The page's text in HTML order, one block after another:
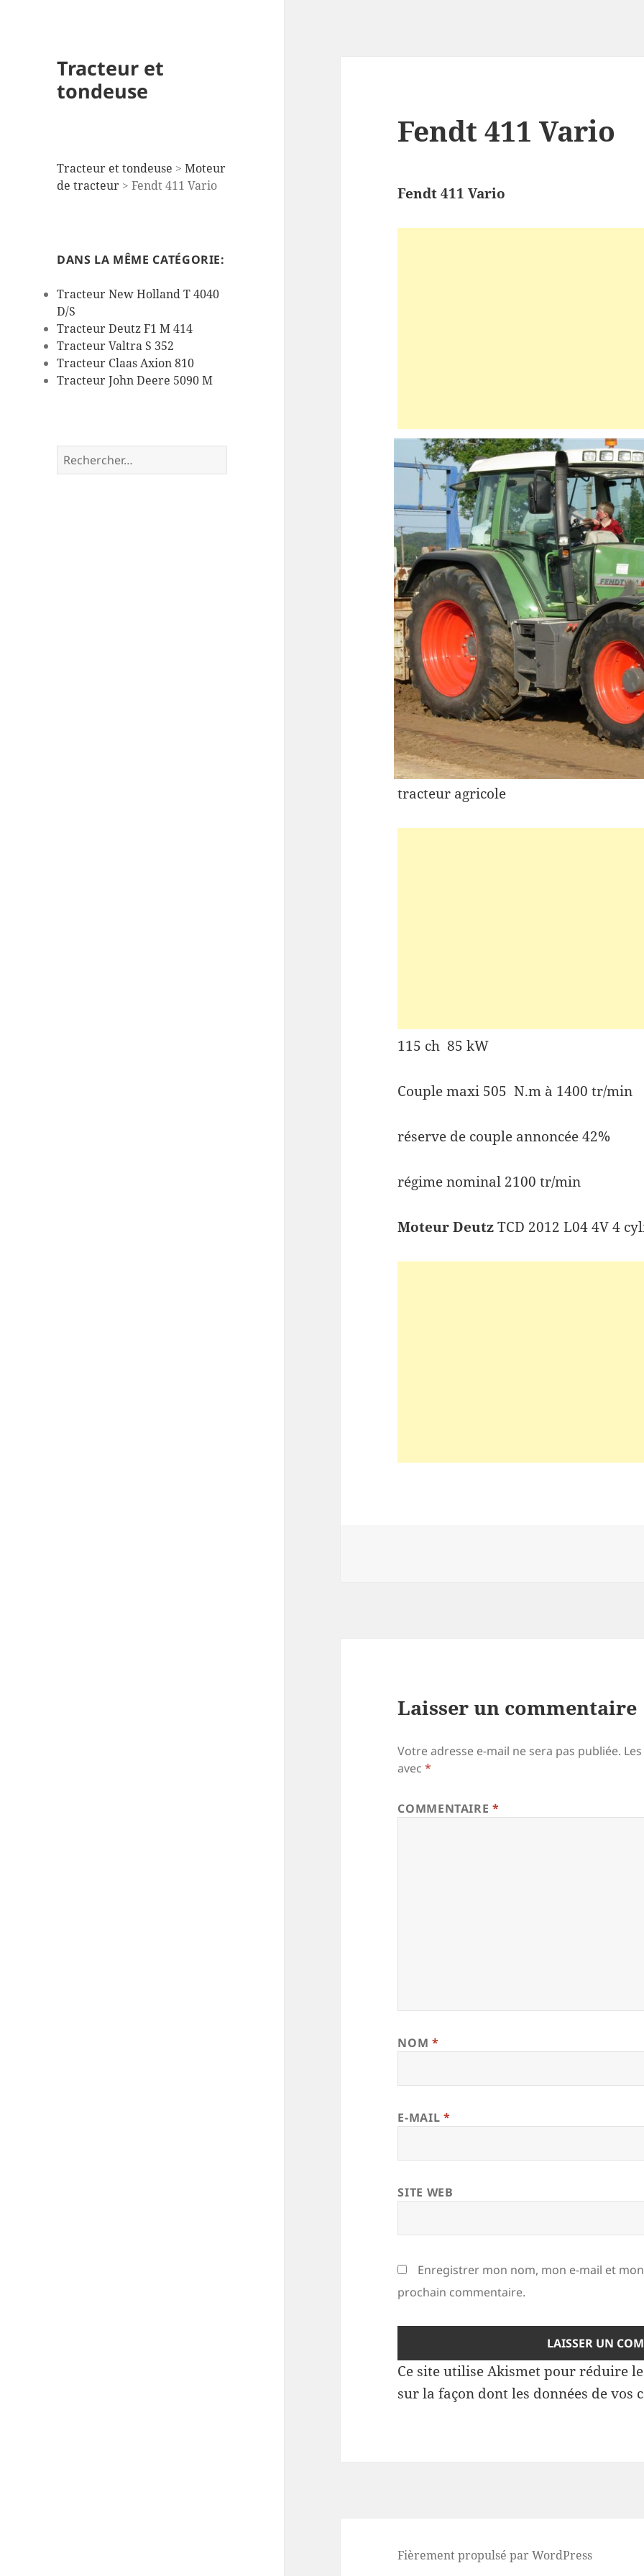
Tracteur et
tondeuse
Tracteur et tondeuse >Moteur
de tracteur >Fendt 411 Vario
DANS LA MÊME CATÉGORIE:
Tracteur New Holland T 4040
D/S
Tracteur Deutz F1 M 414
Tracteur Valtra S 352
Tracteur Claas Axion 810
Tracteur John Deere 5090 M
Rechercher :
Fendt 411 Vario
Fendt 411 Vario
tracteur agricole
115 ch 85 kW
Couple maxi 505 N.m à 1400 tr/min
réserve de couple annoncée 42%
régime nominal 2100 tr/min
Moteur DeutzTCD 2012 L04 4V 4
Laisser un commentaire
Votre adresse e-mail ne sera pas publiée.
avec*
COMMENTAIRE*
NOM *
E-MAIL *
SITE WEB
Enregistrer mon nom, mon e-mail et
prochain commentaire.
Ce site utilise Akismet pour réduire
sur la façon dont les données de vos
Fièrement propulsé par WordPress